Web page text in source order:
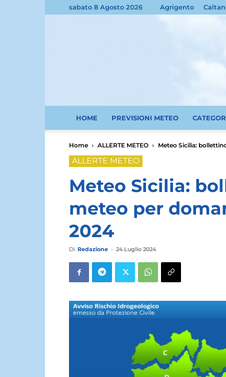
sabato 8 Agosto 2026 Agrigento
HOME PREVISIONI METEO
Home ALLERTE METEO Meteo Sicilia:
ALLERTE METEO
Meteo Sicilia:
meteo per
2024
Di Redazione - 24 Luglio 2024